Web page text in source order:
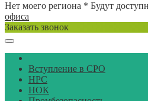
Нет моего региона * Будут
офиса
Заказать звонок
Вступление в СРО
НРС
НОК